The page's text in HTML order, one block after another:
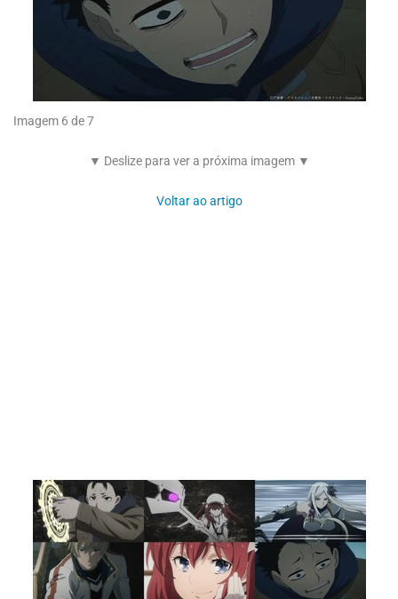
Imagem 6 de 7
▼ Deslize para ver a próxima imagem ▼
Voltar ao artigo